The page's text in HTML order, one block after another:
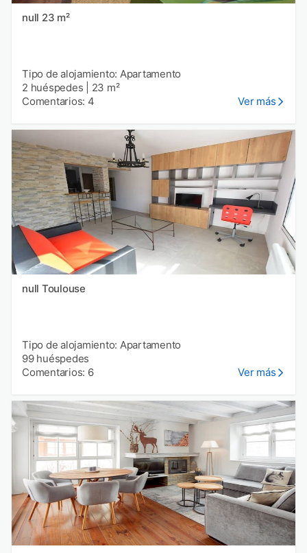
null 23 m²
Tipo de alojamiento: Apartamento
2 huéspedes
23 m²
Comentarios: 4
Ver más
null Toulouse
Tipo de alojamiento: Apartamento
99 huéspedes
Comentarios: 6
Ver más